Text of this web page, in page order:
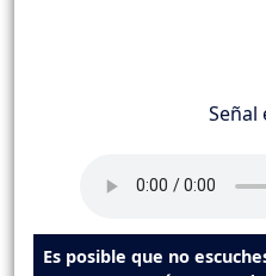
Señal
Es posible que no